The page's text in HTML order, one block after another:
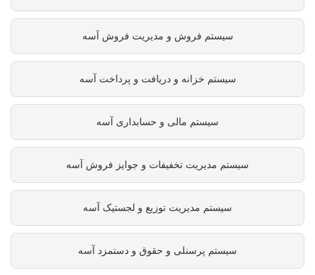
سیستم فروش و مدیریت فروش آسه
سیستم خزانه و دریافت و پرداخت آسه
سیستم مالی و حسابداری آسه
سیستم مدیریت تخفیفات و جوایز فروش آسه
سیستم مدیریت توزیع و لجستیک آسه
سیستم پرسنلی و حقوق و دستمزد آسه